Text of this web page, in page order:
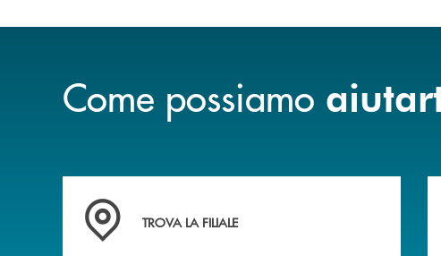
Come possiamo
Trova la filiale più vicina a te .
TROVA LA FILIALE